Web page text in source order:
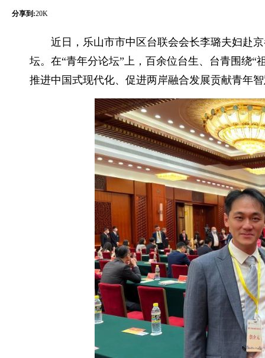
分享到:20K
近日，乐山市市中区台联会会长李璐夫妇赴
坛。在“青年分论坛”上，百余位台生、台青围绕“
推进中国式现代化、促进两岸融合发展贡献青年